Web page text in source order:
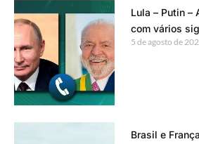
Lula – Putin –
com vários
5 de agosto de
Brasil e